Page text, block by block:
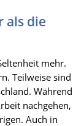
als die
mehr.
Teilweise sind
Während
nachgehen,
Auch in